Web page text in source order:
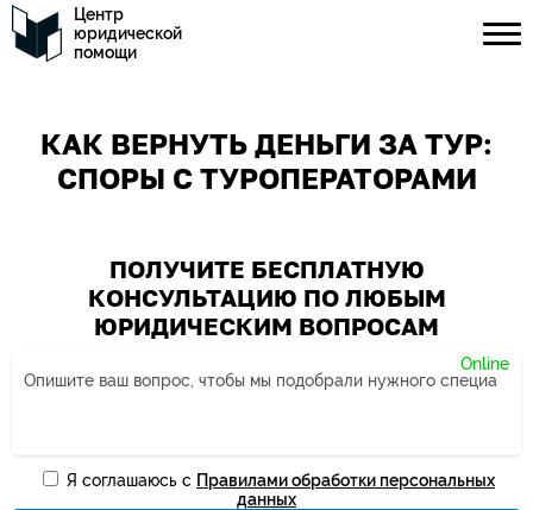
Центр
юридической
помощи
КАК ВЕРНУТЬ ДЕНЬГИ ЗА ТУР:
CПОРЫ С ТУРОПЕРАТОРАМИ
ПОЛУЧИТЕ БЕСПЛАТНУЮ
КОНСУЛЬТАЦИЮ ПО ЛЮБЫМ
ЮРИДИЧЕСКИМ ВОПРОСАМ
Я соглашаюсь с Правилами обработки персональных
данных